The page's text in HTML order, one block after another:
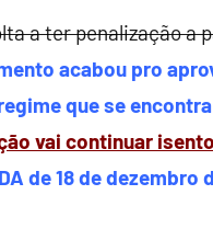
a ter penalização a
acabou pro
que se
vai continuar
de 18 de dezembro